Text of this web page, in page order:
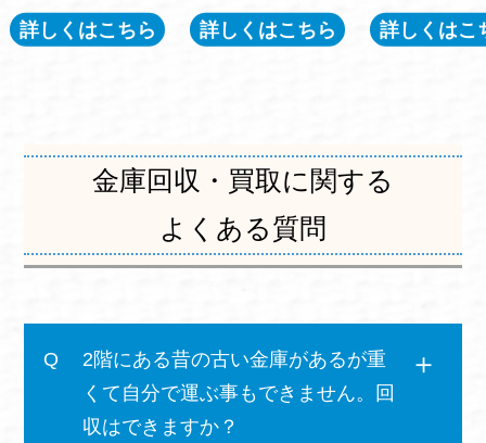
詳しくはこちら 詳しくはこちら 詳しくはこ
金庫回収・買取に関する
よくある質問
2階にある昔の古い金庫があるが重
くて自分で運ぶ事もできません。回
収はできますか？